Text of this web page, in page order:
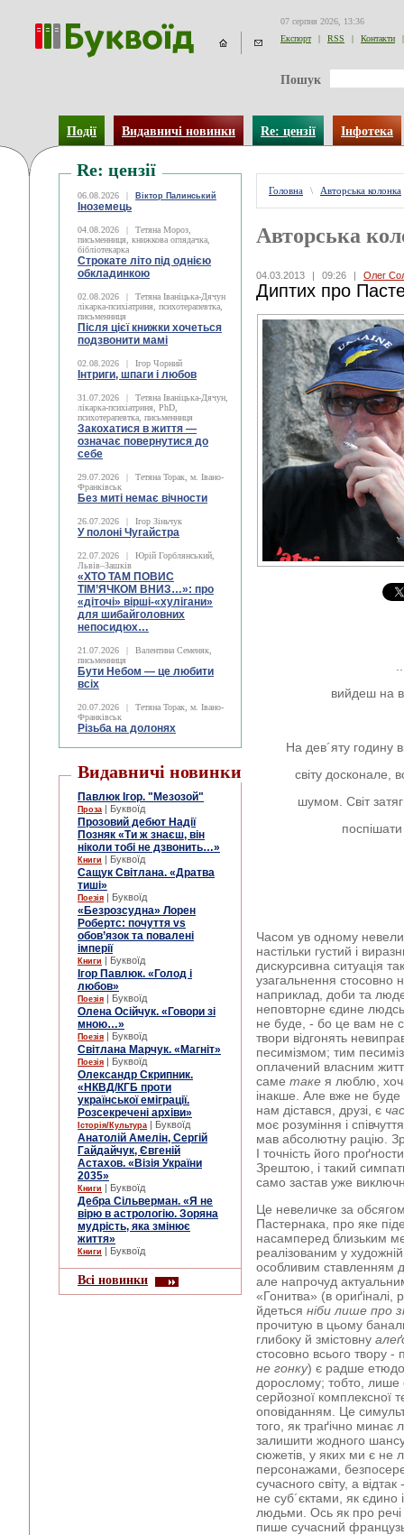
07 серпня 2026, 13:36
Експорт
| RSS | Контакти |
Пошук
Події Видавничі новинки Re: цензії Інфотека
Re: цензії
06.08.2026 | Віктор Палинський
Іноземець
04.08.2026 |
Тетяна Мороз,
письменниця, книжкова оглядачка,
бібліотекарка
Строкате літо під однією
обкладинкою
02.08.2026 |
Тетяна Іваніцька-Дячун
лікарка-психіатриня, психотерапевтка,
письменниця
Після цієї книжки хочеться
подзвонити мамі
02.08.2026 | Ігор Чорний
Інтриги, шпаги і любов
31.07.2026 |
Тетяна Іваніцька-Дячун,
лікарка-психіатриня, PhD,
психотерапевтка, письменниця
Закохатися в життя —
означає повернутися до
себе
29.07.2026 |
Тетяна Торак, м. Івано-
Франківськ
Без миті немає вічности
26.07.2026 | Ігор Зіньчук
У полоні Чугайстра
22.07.2026 |
Юрій Горблянський,
Львів–Зашків
«ХТО ТАМ ПОВИС
ТІМ’ЯЧКОМ ВНИЗ…»: про
«діточі» вірші-«хулігани»
для шибайголовних
непосидюх…
21.07.2026 |
Валентина Семеняк,
письменниця
Бути Небом ― це любити
всіх
20.07.2026 |
Тетяна Торак, м. Івано-
Франківськ
Різьба на долонях
Видавничі новинки
Павлюк Ігор. "Мезозой"
Проза | Буквоїд
Прозовий дебют Надії
Позняк «Ти ж знаєш, він
ніколи тобі не дзвонить…»
Книги | Буквоїд
Сащук Світлана. «Дратва
тиші»
Поезія | Буквоїд
«Безрозсудна» Лорен
Робертс: почуття vs
обов’язок та повалені
імперії
Книги | Буквоїд
Ігор Павлюк. «Голод і
любов»
Поезія | Буквоїд
Олена Осійчук. «Говори зі
мною…»
Поезія | Буквоїд
Світлана Марчук. «Магніт»
Поезія | Буквоїд
Олександр Скрипник.
«НКВД/КГБ проти
української еміграції.
Розсекречені архіви»
Історія/Культура | Буквоїд
Анатолій Амелін, Сергій
Гайдайчук, Євгеній
Астахов. «Візія України
2035»
Книги | Буквоїд
Дебра Сільверман. «Я не
вірю в астрологію. Зоряна
мудрість, яка змінює
життя»
Книги | Буквоїд
Всі новинки
Головна \ Авторська колонка
Авторська
04.03.2013 | 09:26 | Олег
Диптих про
вийдеш на
На дев´яту годину
світу досконале,
шумом. Світ
Часом ув одному
настільки густий і
дискурсивна ситуація
узагальнення стосовно
наприклад, доби та
неповторне єдине
не буде, - бо це вам не
твори відгонять
песимізмом; тим
оплачений власним
саме таке я люблю,
інакше. Але вже не
нам дістався, друзі, є
моє розуміння і
мав абсолютну рацію.
І точність його
Зрештою, і такий
само застав уже
Це невеличке за
Пастернака, про яке
насамперед близьким
реалізованим у
особливим ставленням
але напрочуд
«Гонитва» (в
йдеться ніби лише про
прочитую в цьому
глибоку й змістовну
стосовно всього твору -
не гонку) є радше
дорослому; тобто, лише
серйозної комплексної
оповіданням. Це
того, як траґічно
залишити жодного
сюжетів, у яких ми є не
персонажами,
сучасного світу, а
не суб´єктами, як єдино
людьми. Ось як про речі
пише сучасний